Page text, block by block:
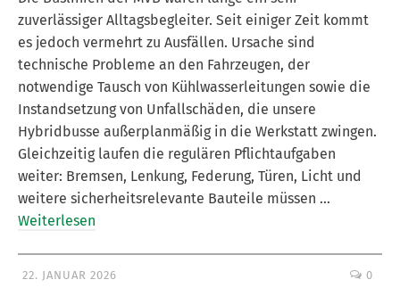
zuverlässiger Alltagsbegleiter. Seit einiger Zeit kommt
es jedoch vermehrt zu Ausfällen. Ursache sind
technische Probleme an den Fahrzeugen, der
notwendige Tausch von Kühlwasserleitungen sowie die
Instandsetzung von Unfallschäden, die unsere
Hybridbusse außerplanmäßig in die Werkstatt zwingen.
Gleichzeitig laufen die regulären Pflichtaufgaben
weiter: Bremsen, Lenkung, Federung, Türen, Licht und
weitere sicherheitsrelevante Bauteile müssen …
Weiterlesen
22. JANUAR 2026 0